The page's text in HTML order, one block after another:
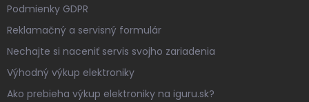
Podmienky GDPR
Reklamačný a servisný formulár
Nechajte si naceniť servis svojho zariadenia
Výhodný výkup elektroniky
Ako prebieha výkup elektroniky na iguru.sk?